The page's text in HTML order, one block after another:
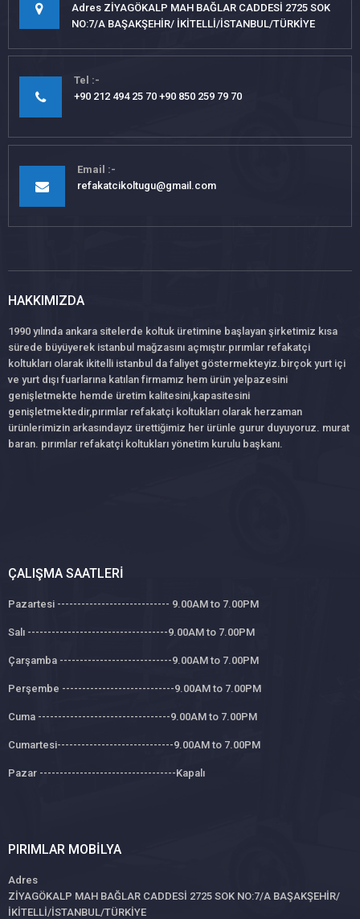
Adres ZİYAGÖKALP MAH BAĞLAR CADDESİ 2725 SOK
NO:7/A BAŞAKŞEHİR/ İKİTELLİ/İSTANBUL/TÜRKİYE
Tel
+90 212 494 25 70 +90 850 259 79 70
Email
refakatcikoltugu@gmail.com
HAKKIMIZDA
1990 yılında ankara sitelerde koltuk üretimine başlayan şirketimiz kısa
sürede büyüyerek istanbul mağzasını açmıştır.pırımlar refakatçi
koltukları olarak ikitelli istanbul da faliyet göstermekteyiz.birçok yurt içi
ve yurt dışı fuarlarına katılan firmamız hem ürün yelpazesini
genişletmekte hemde üretim kalitesini,kapasitesini
genişletmektedir,pırımlar refakatçi koltukları olarak herzaman
ürünlerimizin arkasındayız ürettiğimiz her ürünle gurur duyuyoruz. murat
baran. pırımlar refakatçi koltukları yönetim kurulu başkanı.
ÇALIŞMA SAATLERI
Pazartesi ---------------------------- 9.00AM to 7.00PM
Salı -----------------------------------9.00AM to 7.00PM
Çarşamba ----------------------------9.00AM to 7.00PM
Perşembe ----------------------------9.00AM to 7.00PM
Cuma ---------------------------------9.00AM to 7.00PM
Cumartesi-----------------------------9.00AM to 7.00PM
Pazar ----------------------------------Kapalı
PIRIMLAR MOBILYA
Adres
ZİYAGÖKALP MAH BAĞLAR CADDESİ 2725 SOK NO:7/A BAŞAKŞEHİR/
İKİTELLİ/İSTANBUL/TÜRKİYE